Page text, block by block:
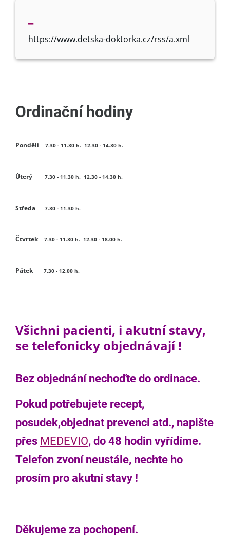
https://www.detska-doktorka.cz/rss/a.xml
Ordinační hodiny
Pondělí 7.30 - 11.30 h. 12.30 - 14.30 h.
Úterý 7.30 - 11.30 h. 12.30 - 14.30 h.
Středa 7.30 - 11.30 h.
Čtvrtek 7.30 - 11.30 h. 12.30 - 18.00 h.
Pátek 7.30 - 12.00 h.
Všichni pacienti, i akutní stavy,
se telefonicky objednávají !
Bez objednání nechoďte do ordinace.
Pokud potřebujete recept,
posudek,objednat prevenci atd., napište
přes MEDEVIO, do 48 hodin vyřídíme.
Telefon zvoní neustále, nechte ho
prosím pro akutní stavy !
Děkujeme za pochopení.